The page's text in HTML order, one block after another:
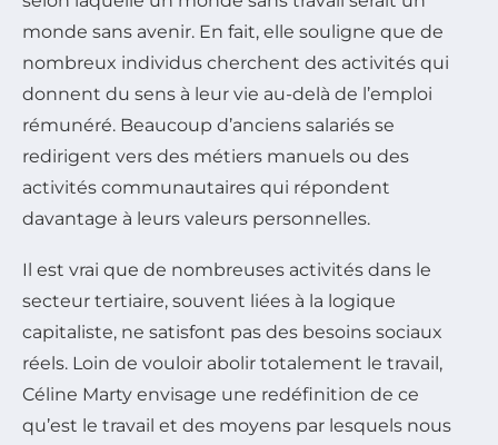
monde sans avenir. En fait, elle souligne que de
nombreux individus cherchent des activités qui
donnent du sens à leur vie au-delà de l’emploi
rémunéré. Beaucoup d’anciens salariés se
redirigent vers des métiers manuels ou des
activités communautaires qui répondent
davantage à leurs valeurs personnelles.
Il est vrai que de nombreuses activités dans le
secteur tertiaire, souvent liées à la logique
capitaliste, ne satisfont pas des besoins sociaux
réels. Loin de vouloir abolir totalement le travail,
Céline Marty envisage une redéfinition de ce
qu’est le travail et des moyens par lesquels nous